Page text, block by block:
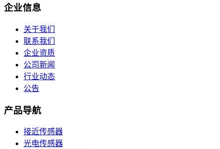
企业信息
关于我们
联系我们
企业资质
公司新闻
行业动态
公告
产品导航
接近传感器
光电传感器